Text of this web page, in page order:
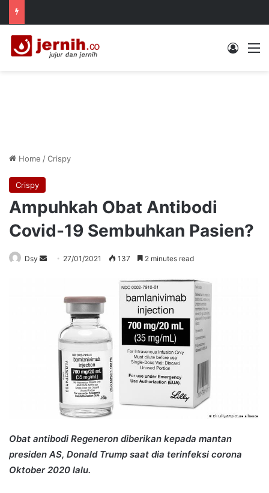
Log In
Home /Crispy
Crispy
Ampuhkah Obat Antibodi
Covid-19 Sembuhkan Pasien?
Dsy
Send 27/01/2021 137 2 minutes read
Obat antibodi Regeneron diberikan kepada mantan
presiden AS, Donald Trump saat dia terinfeksi corona
Oktober 2020 lalu.